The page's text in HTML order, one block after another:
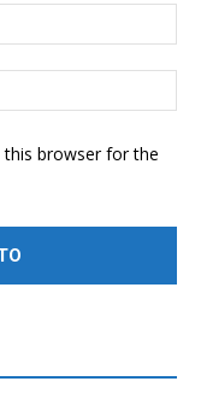
this browser for the